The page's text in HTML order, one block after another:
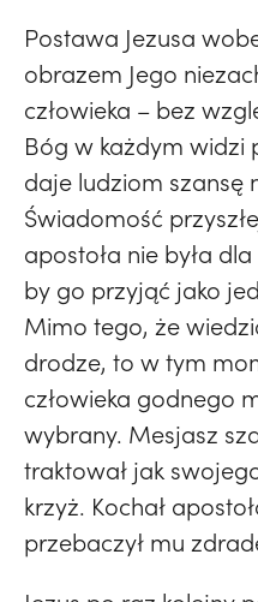
Postawa Jezusa
obrazem Jego
człowieka – bez
Bóg w każdym widzi
daje ludziom szansę
Świadomość
apostoła nie była
by go przyjąć jako
Mimo tego, że
drodze, to w tym
człowieka godnego
wybrany. Mesjasz
traktował jak
krzyż. Kochał
przebaczył mu